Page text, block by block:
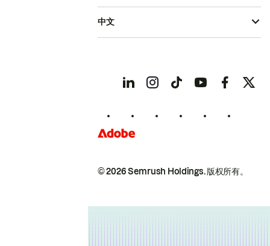
© 2026 Semrush Holdings.版权所有。
中文